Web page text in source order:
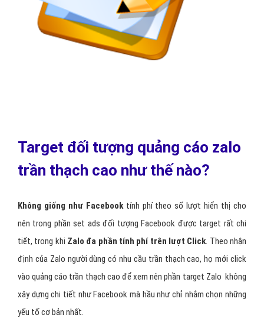
Target đối tượng quảng cáo zalo
trần thạch cao như thế nào?
Không giống như Facebook tính phí theo số lượt hiển thị cho
nên trong phần set ads đối tượng Facebook được target rất chi
tiết, trong khi Zalo đa phần tính phí trên lượt Click . Theo nhận
định của Zalo người dùng có nhu cầu trần thạch cao, họ mới click
vào quảng cáo trần thạch cao để xem nên phần target Zalo không
xây dựng chi tiết như Facebook mà hầu như chỉ nhắm chọn những
yếu tố cơ bản nhất.